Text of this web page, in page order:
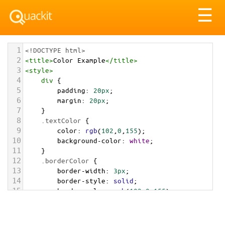
☰
1 <!DOCTYPE html>
2 <title>Color Example</title>
3 <style>
4 div {
5 padding: 20px;
6 margin: 20px;
7 }
8 .textColor {
9 color: rgb(102 0 155);
10 background-color: white;
11 }
12 .borderColor {
13 border-width: 3px;
14 border-style: solid;
15 border-color: rgb(102,0,155);